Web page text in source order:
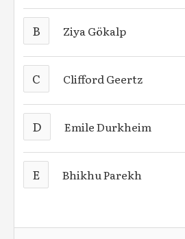
B Ziya Gökalp
C Clifford Geertz
D Emile Durkheim
E Bhikhu Parekh